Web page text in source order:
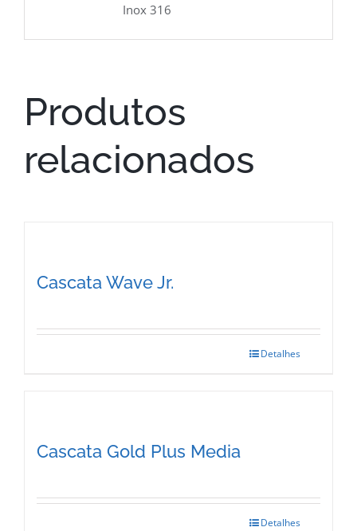
Inox 316
Produtos
relacionados
Cascata Wave Jr.
multiple
The
Detalhes
Cascata Gold Plus Media
Detalhes